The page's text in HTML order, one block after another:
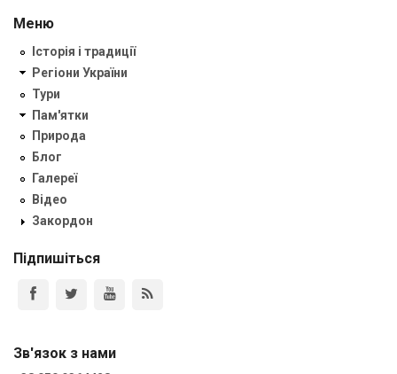
Меню
Історія і традиції
Регіони України
Тури
Пам'ятки
Природа
Блог
Галереї
Відео
Закордон
Підпишіться
Зв'язок з нами